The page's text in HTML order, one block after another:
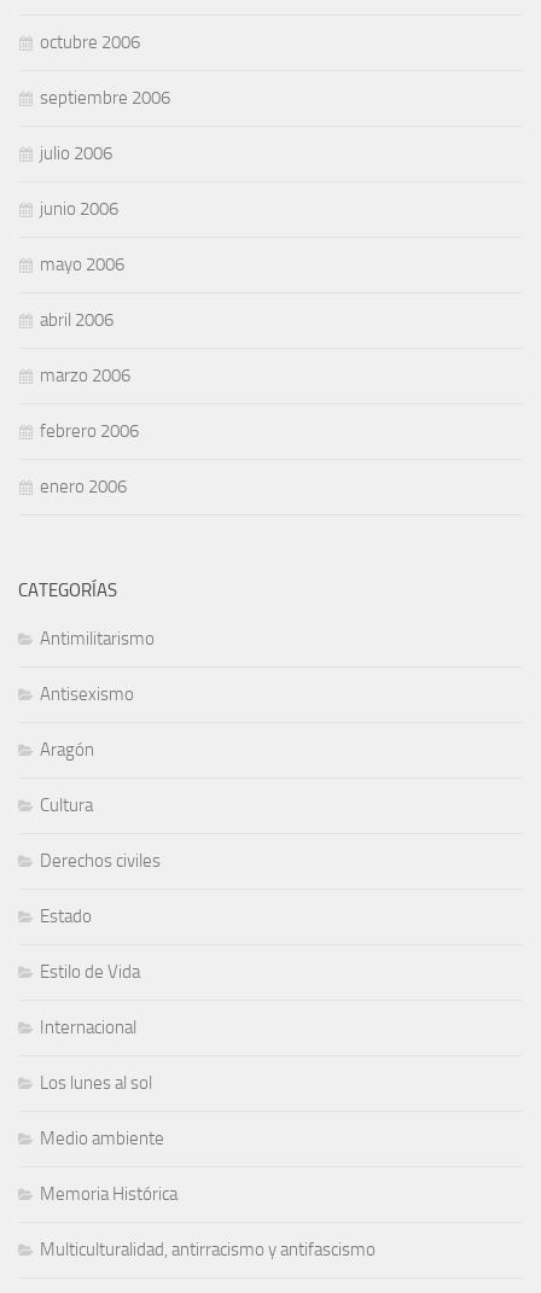
octubre 2006
septiembre 2006
julio 2006
junio 2006
mayo 2006
abril 2006
marzo 2006
febrero 2006
enero 2006
CATEGORÍAS
Antimilitarismo
Antisexismo
Aragón
Cultura
Derechos civiles
Estado
Estilo de Vida
Internacional
Los lunes al sol
Medio ambiente
Memoria Histórica
Multiculturalidad, antirracismo y antifascismo